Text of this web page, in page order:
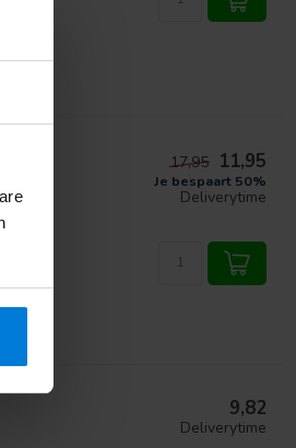
17,95 11,95
Je bespaart 50%
Deliverytime
9,82
Deliverytime